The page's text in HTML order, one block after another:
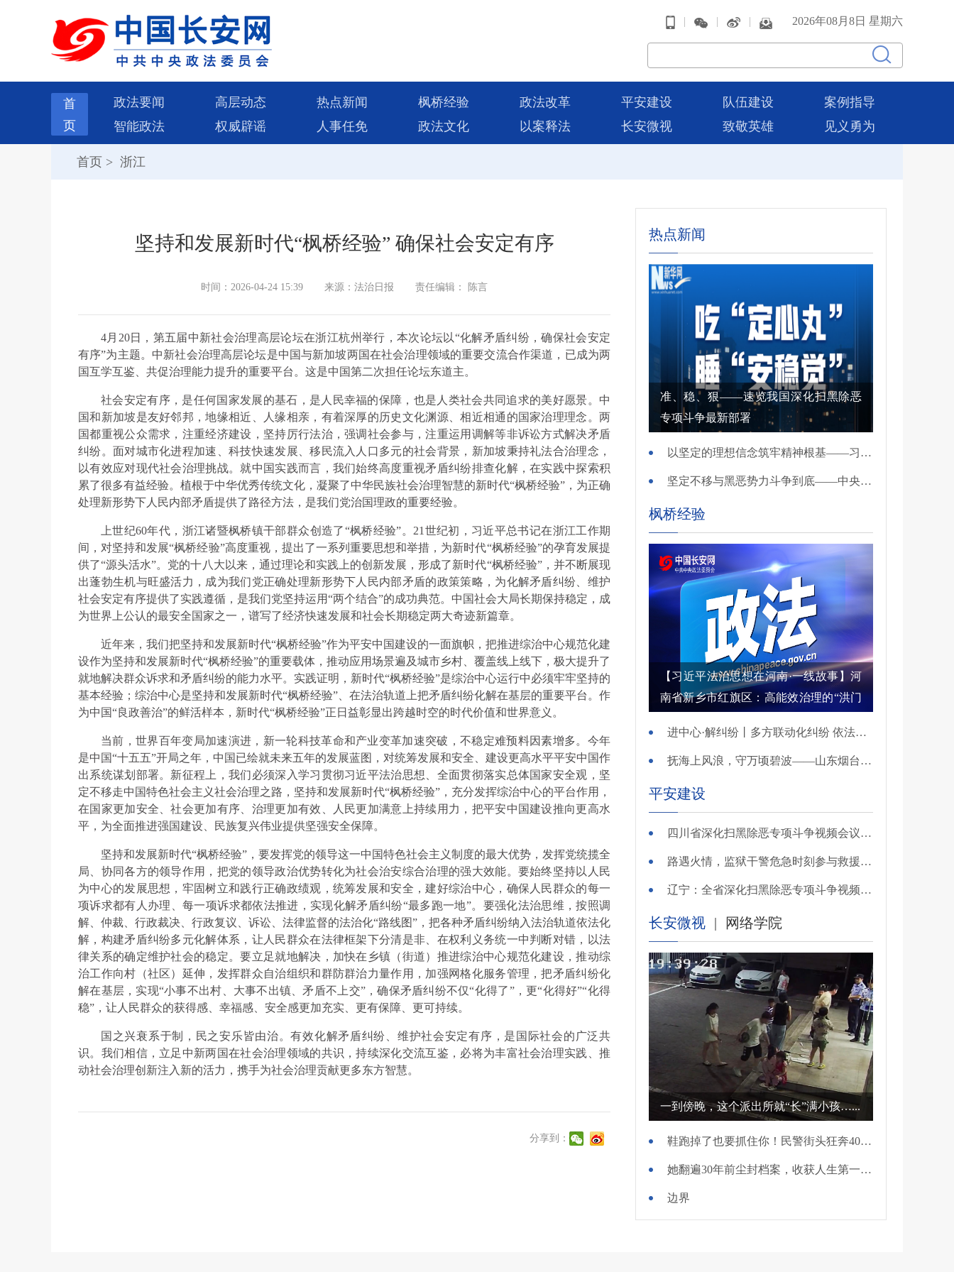
| | | 2026年08月8日 星期六
首
页
政法要闻 高层动态 热点新闻 枫桥经验 政法改革 平安建设 队伍建设
案例指导
智能政法
权威辟谣 人事任免 政法文化 以案释法 长安微视 致敬英雄 见义勇为
首页 > 浙江
坚持和发展新时代“枫桥经验” 确保社会安定有序
时间：2026-04-24 15:39 来源：法治日报 责任编辑： 陈言
4月20日，第五届中新社会治理高层论坛在浙江杭州举行，本次论坛以“化解矛盾纠纷，确保社会安定
有序”为主题。中新社会治理高层论坛是中国与新加坡两国在社会治理领域的重要交流合作渠道，已成为两
国互学互鉴、共促治理能力提升的重要平台。这是中国第二次担任论坛东道主。
社会安定有序，是任何国家发展的基石，是人民幸福的保障，也是人类社会共同追求的美好愿景。中
国和新加坡是友好邻邦，地缘相近、人缘相亲，有着深厚的历史文化渊源、相近相通的国家治理理念。两
国都重视公众需求，注重经济建设，坚持厉行法治，强调社会参与，注重运用调解等非诉讼方式解决矛盾
纠纷。面对城市化进程加速、科技快速发展、移民流入人口多元的社会背景，新加坡秉持礼法合治理念，
以有效应对现代社会治理挑战。就中国实践而言，我们始终高度重视矛盾纠纷排查化解，在实践中探索积
累了很多有益经验。植根于中华优秀传统文化，凝聚了中华民族社会治理智慧的新时代“枫桥经验”，为正确
处理新形势下人民内部矛盾提供了路径方法，是我们党治国理政的重要经验。
上世纪60年代，浙江诸暨枫桥镇干部群众创造了“枫桥经验”。21世纪初，习近平总书记在浙江工作期
间，对坚持和发展“枫桥经验”高度重视，提出了一系列重要思想和举措，为新时代“枫桥经验”的孕育发展提
供了“源头活水”。党的十八大以来，通过理论和实践上的创新发展，形成了新时代“枫桥经验”，并不断展现
出蓬勃生机与旺盛活力，成为我们党正确处理新形势下人民内部矛盾的政策策略，为化解矛盾纠纷、维护
社会安定有序提供了实践遵循，是我们党坚持运用“两个结合”的成功典范。中国社会大局长期保持稳定，成
为世界上公认的最安全国家之一，谱写了经济快速发展和社会长期稳定两大奇迹新篇章。
近年来，我们把坚持和发展新时代“枫桥经验”作为平安中国建设的一面旗帜，把推进综治中心规范化建
设作为坚持和发展新时代“枫桥经验”的重要载体，推动应用场景遍及城市乡村、覆盖线上线下，极大提升了
就地解决群众诉求和矛盾纠纷的能力水平。实践证明，新时代“枫桥经验”是综治中心运行中必须牢牢坚持的
基本经验；综治中心是坚持和发展新时代“枫桥经验”、在法治轨道上把矛盾纠纷化解在基层的重要平台。作
为中国“良政善治”的鲜活样本，新时代“枫桥经验”正日益彰显出跨越时空的时代价值和世界意义。
当前，世界百年变局加速演进，新一轮科技革命和产业变革加速突破，不稳定难预料因素增多。今年
是中国“十五五”开局之年，中国已绘就未来五年的发展蓝图，对统筹发展和安全、建设更高水平平安中国作
出系统谋划部署。新征程上，我们必须深入学习贯彻习近平法治思想、全面贯彻落实总体国家安全观，坚
定不移走中国特色社会主义社会治理之路，坚持和发展新时代“枫桥经验”，充分发挥综治中心的平台作用，
在国家更加安全、社会更加有序、治理更加有效、人民更加满意上持续用力，把平安中国建设推向更高水
平，为全面推进强国建设、民族复兴伟业提供坚强安全保障。
坚持和发展新时代“枫桥经验”，要发挥党的领导这一中国特色社会主义制度的最大优势，发挥党统揽全
局、协同各方的领导作用，把党的领导政治优势转化为社会治安综合治理的强大效能。要始终坚持以人民
为中心的发展思想，牢固树立和践行正确政绩观，统筹发展和安全，建好综治中心，确保人民群众的每一
项诉求都有人办理、每一项诉求都依法推进，实现化解矛盾纠纷“最多跑一地”。要强化法治思维，按照调
解、仲裁、行政裁决、行政复议、诉讼、法律监督的法治化“路线图”，把各种矛盾纠纷纳入法治轨道依法化
解，构建矛盾纠纷多元化解体系，让人民群众在法律框架下分清是非、在权利义务统一中判断对错，以法
律关系的确定维护社会的稳定。要立足就地解决，加快在乡镇（街道）推进综治中心规范化建设，推动综
治工作向村（社区）延伸，发挥群众自治组织和群防群治力量作用，加强网格化服务管理，把矛盾纠纷化
解在基层，实现“小事不出村、大事不出镇、矛盾不上交”，确保矛盾纠纷不仅“化得了”，更“化得好”“化得
稳”，让人民群众的获得感、幸福感、安全感更加充实、更有保障、更可持续。
国之兴衰系于制，民之安乐皆由治。有效化解矛盾纠纷、维护社会安定有序，是国际社会的广泛共
识。我们相信，立足中新两国在社会治理领域的共识，持续深化交流互鉴，必将为丰富社会治理实践、推
动社会治理创新注入新的活力，携手为社会治理贡献更多东方智慧。
分享到：
热点新闻
准、稳、狠——速览我国深化扫黑除恶
专项斗争最新部署
以坚定的理想信念筑牢精神根基——习近平党建思想理论品格系列述评之一
坚定不移与黑恶势力斗争到底——中央政法委负责同志就开展深化扫黑除恶专项斗争有关问题答记者问
枫桥经验
【习近平法治思想在河南·一线故事】河
南省新乡市红旗区：高能效治理的“洪门
进中心·解纠纷丨多方联动化纠纷 依法调解护农耕
抚海上风浪，守万顷碧波——山东烟台把矛盾化解在微澜未起时
平安建设
四川省深化扫黑除恶专项斗争视频会议召开 于立军出席并讲话
路遇火情，监狱干警危急时刻参与救援显身手！
辽宁：全省深化扫黑除恶专项斗争视频会议召开
长安微视 | 网络学院
一到傍晚，这个派出所就“长”满小孩…...
鞋跑掉了也要抓住你！民警街头狂奔400米擒贼
她翻遍30年前尘封档案，收获人生第一面锦旗
边界